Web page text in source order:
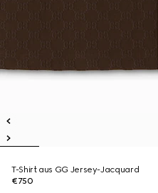
T-Shirt aus GG Jersey-Jacquard
€750